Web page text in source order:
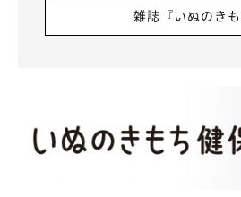
雑誌『いぬのきも